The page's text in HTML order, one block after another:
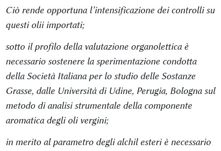
Ciò rende opportuna l’intensificazione dei controlli su
questi olii importati;
sotto il profilo della valutazione organolettica è
necessario sostenere la sperimentazione condotta
della Società Italiana per lo studio delle Sostanze
Grasse, dalle Università di Udine, Perugia, Bologna sul
metodo di analisi strumentale della componente
aromatica degli oli vergini;
in merito al parametro degli alchil esteri è necessario